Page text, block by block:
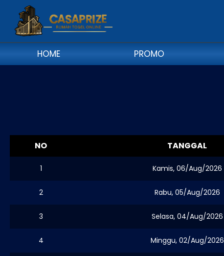
HOME PROMO
NO TANGGAL
1 Kamis, 06/Aug/2026
2 Rabu, 05/Aug/2026
3 Selasa, 04/Aug/2026
4 Minggu, 02/Aug/2026